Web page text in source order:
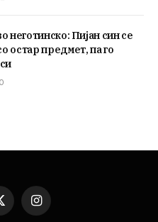
неготинско: Пијан син се
остар предмет, па го
Instagram